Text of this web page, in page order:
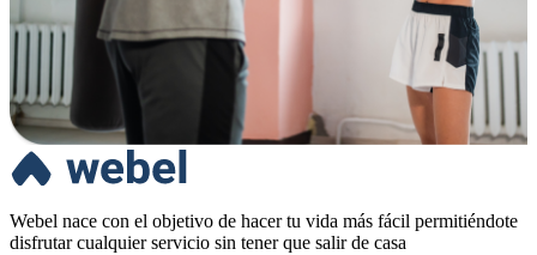
Webel nace con el objetivo de hacer tu vida más fácil permitiéndote
disfrutar cualquier servicio sin tener que salir de casa